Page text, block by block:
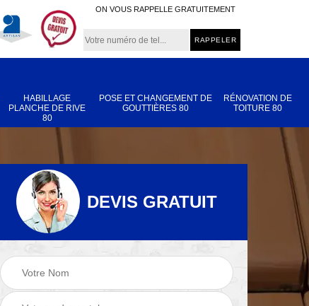
ON VOUS RAPPELLE GRATUITEMENT
HABILLAGE
PLANCHE DE RIVE
80
POSE ET CHANGEMENT DE
GOUTTIÈRES 80
RÉNOVATION DE
TOITURE 80
Nettoyage et
démoussage de
toiture 80
Réparation de
toiture 80
DEVIS GRATUIT